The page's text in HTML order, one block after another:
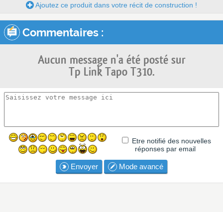
Ajoutez ce produit dans votre récit de construction !
Commentaires :
Aucun message n'a été posté sur
Tp Link Tapo T310.
Etre notifié des nouvelles
réponses par email
Envoyer Mode avancé